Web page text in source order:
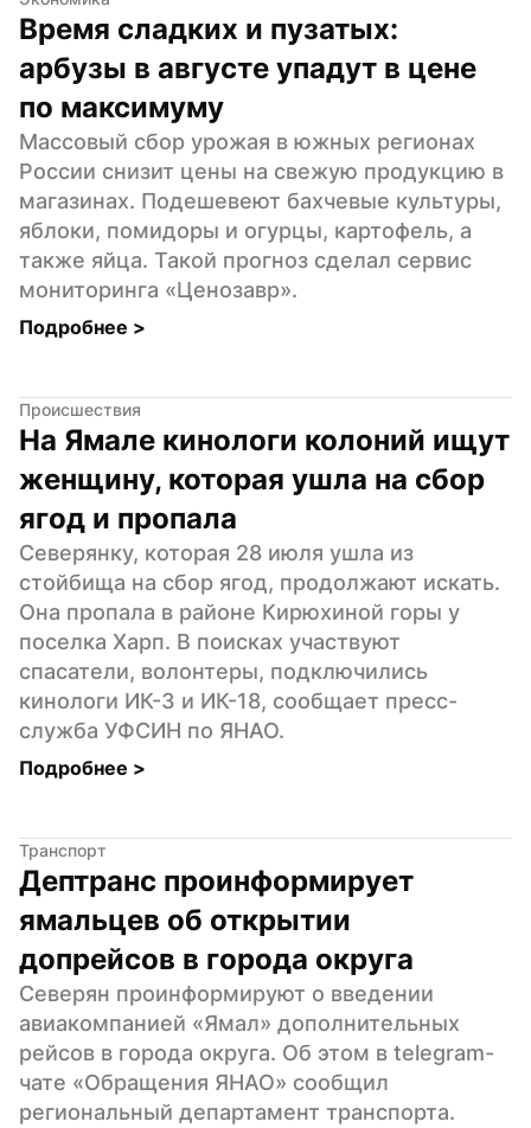
Время сладких и пузатых:
арбузы в августе упадут в цене
по максимуму
Массовый сбор урожая в южных регионах
России снизит цены на свежую продукцию в
магазинах. Подешевеют бахчевые культуры,
яблоки, помидоры и огурцы, картофель, а
также яйца. Такой прогноз сделал сервис
мониторинга «Ценозавр».
Подробнее >
Происшествия
На Ямале кинологи колоний ищут
женщину, которая ушла на сбор
ягод и пропала
Северянку, которая 28 июля ушла из
стойбища на сбор ягод, продолжают искать.
Она пропала в районе Кирюхиной горы у
поселка Харп. В поисках участвуют
спасатели, волонтеры, подключились
кинологи ИК-3 и ИК-18, сообщает пресс-
служба УФСИН по ЯНАО.
Подробнее >
Транспорт
Дептранс проинформирует
ямальцев об открытии
допрейсов в города округа
Северян проинформируют о введении
авиакомпанией «Ямал» дополнительных
рейсов в города округа. Об этом в telegram-
чате «Обращения ЯНАО» сообщил
региональный департамент транспорта.